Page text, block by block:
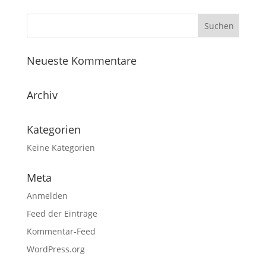
Neueste Kommentare
Archiv
Kategorien
Keine Kategorien
Meta
Anmelden
Feed der Einträge
Kommentar-Feed
WordPress.org